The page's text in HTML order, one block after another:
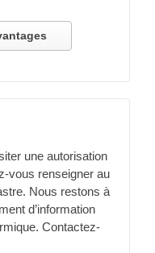
une autorisation
vous renseigner au
Nous restons à
d’information
Contactez-